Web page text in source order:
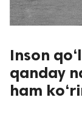
Inson
qanday
ham